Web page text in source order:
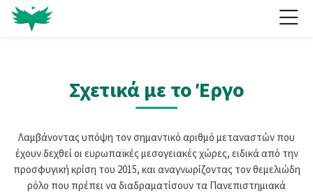
Skip to navigation
Skip to login form
Μετάβαση στο κεντρικό περιεχόμενο
Skip to accessibility options
Skip to footer
Skip accessibility options
Σχετικά με το Έργο
Λαμβάνοντας υπόψη τον σημαντικό αριθμό μεταναστών που
έχουν δεχθεί οι ευρωπαϊκές μεσογειακές χώρες, ειδικά από την
προσφυγική κρίση του 2015, και αναγνωρίζοντας τον θεμελιώδη
ρόλο που πρέπει να διαδραματίσουν τα Πανεπιστημιακά